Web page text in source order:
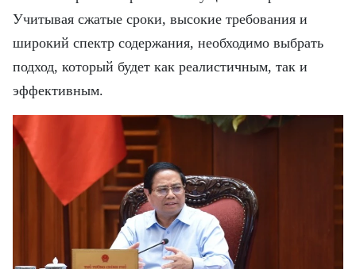
Учитывая сжатые сроки, высокие требования и
широкий спектр содержания, необходимо выбрать
подход, который будет как реалистичным, так и
эффективным.